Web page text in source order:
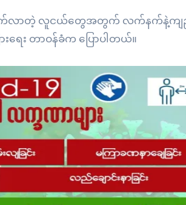
ာက်လာတဲ့ လူငယ်တွေအတွက် လက်နက်နဲ့
ရေး တာဝန်ခံက ပြောပါတယ်။